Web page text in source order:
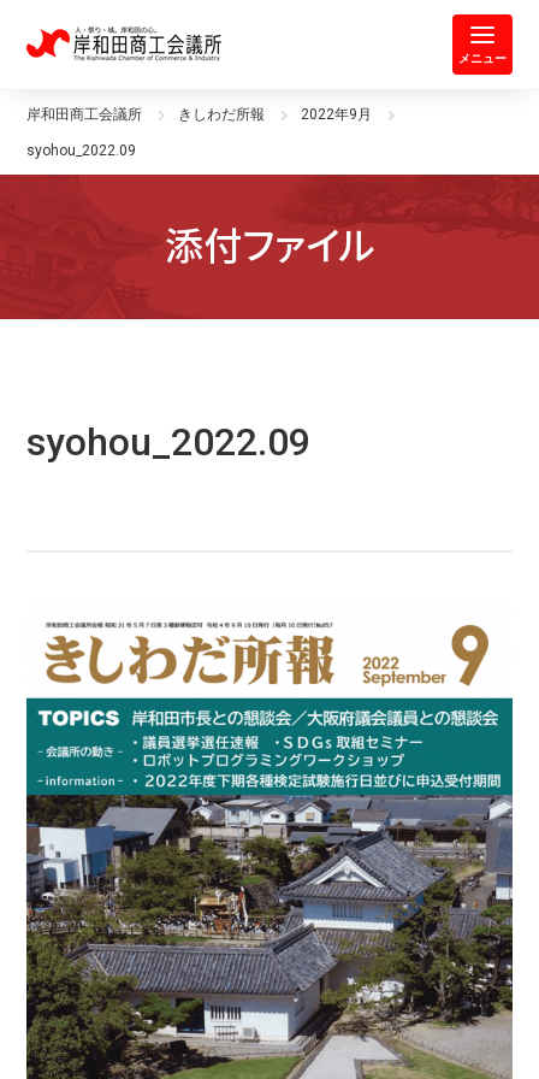
岸和田商工会議所 | 人・祭り・城。
メニュー
岸和田商工会議所 きしわだ所報 2022年9月
syohou_2022.09
添付ファイル
syohou_2022.09